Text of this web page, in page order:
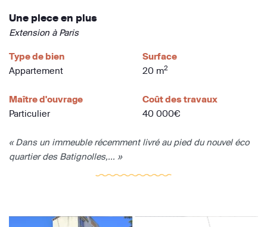
Une piece en plus
Extension à Paris
Type de bien
Appartement
Surface
20 m2
Maître d'ouvrage
Particulier
Coût des travaux
40 000€
« Dans un immeuble récemment livré au pied du nouvel éco
quartier des Batignolles,... »